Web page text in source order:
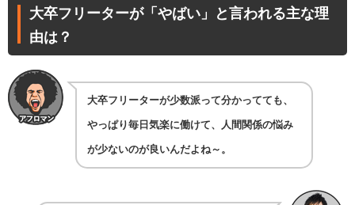
大卒フリーターが「やばい」と言われる主な理
由は？
大卒フリーターが少数派って分かってても、
やっぱり毎日気楽に働けて、人間関係の悩み
が少ないのが良いんだよね～。